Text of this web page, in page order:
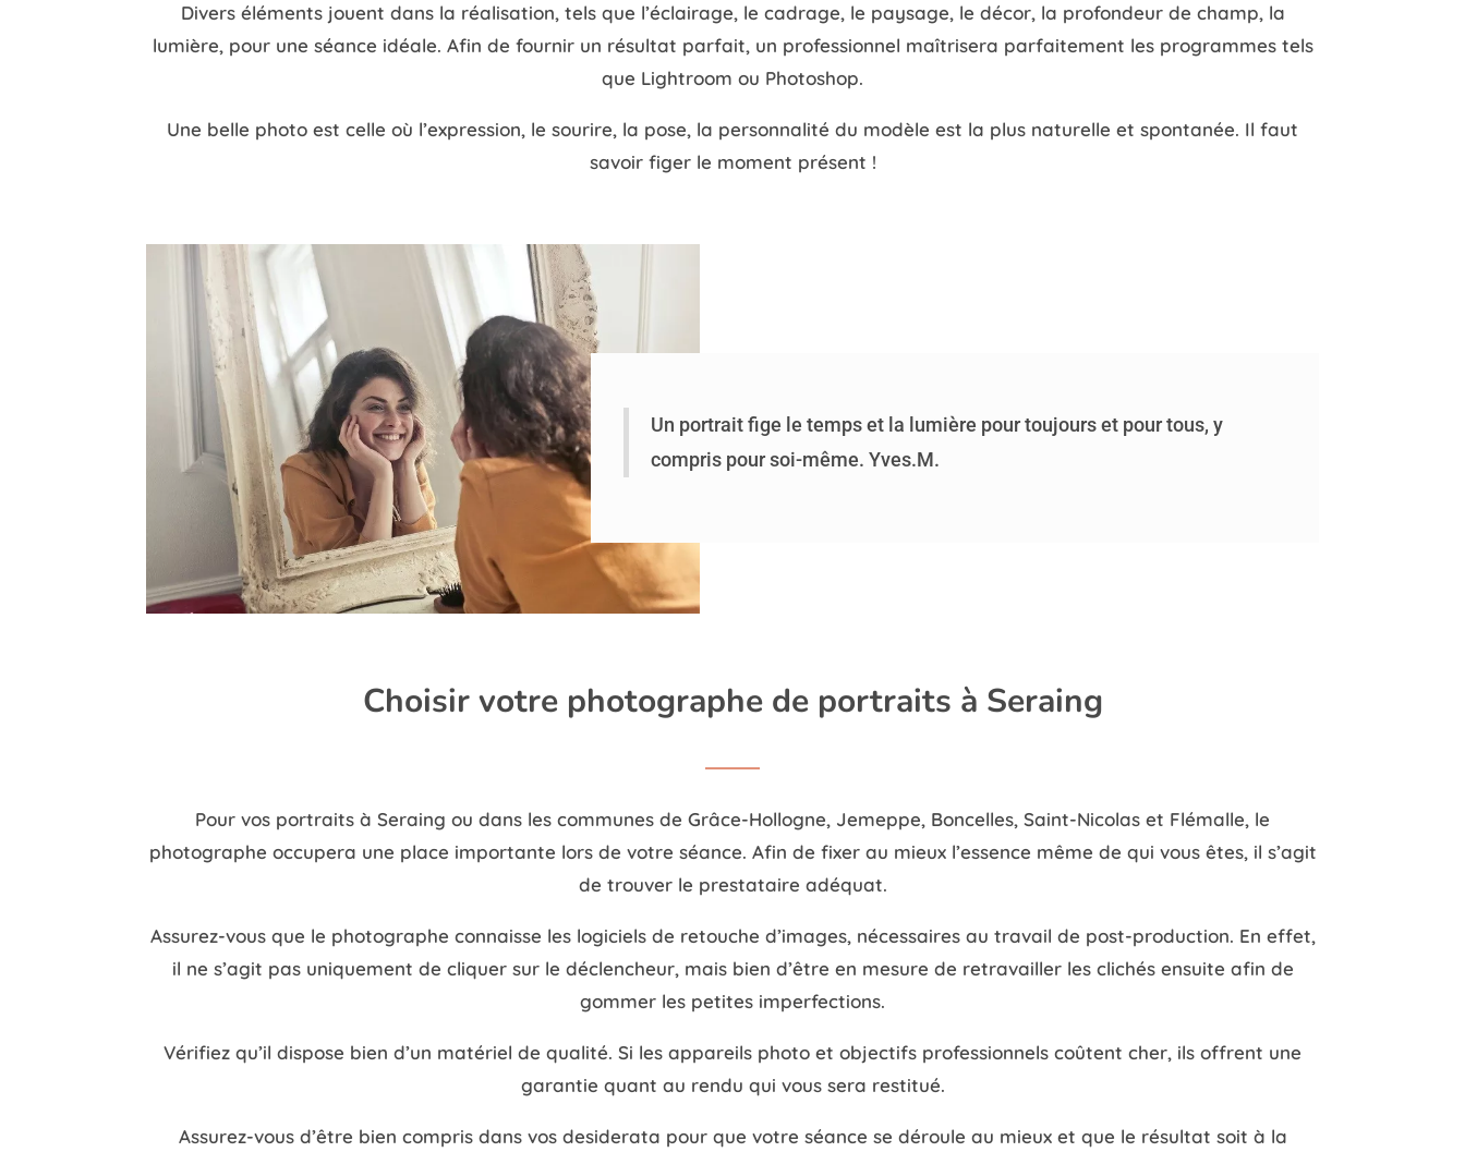
Divers éléments jouent dans la réalisation, tels que l’éclairage, le cadrage, le paysage, le décor, la profondeur de champ, la
lumière, pour une séance idéale. Afin de fournir un résultat parfait, un professionnel maîtrisera parfaitement les programmes tels
que Lightroom ou Photoshop.
Une belle photo est celle où l’expression, le sourire, la pose, la personnalité du modèle est la plus naturelle et spontanée. Il faut
savoir figer le moment présent !
Un portrait fige le temps et la lumière pour toujours et pour tous, y
compris pour soi-même. Yves.M.
Choisir votre photographe de portraits à Seraing
Pour vos portraits à Seraing ou dans les communes de Grâce-Hollogne, Jemeppe, Boncelles, Saint-Nicolas et Flémalle, le
photographe occupera une place importante lors de votre séance. Afin de fixer au mieux l’essence même de qui vous êtes, il s’agit
de trouver le prestataire adéquat.
Assurez-vous que le photographe connaisse les logiciels de retouche d’images, nécessaires au travail de post-production. En effet,
il ne s’agit pas uniquement de cliquer sur le déclencheur, mais bien d’être en mesure de retravailler les clichés ensuite afin de
gommer les petites imperfections.
Vérifiez qu’il dispose bien d’un matériel de qualité. Si les appareils photo et objectifs professionnels coûtent cher, ils offrent une
garantie quant au rendu qui vous sera restitué.
Assurez-vous d’être bien compris dans vos desiderata pour que votre séance se déroule au mieux et que le résultat soit à la